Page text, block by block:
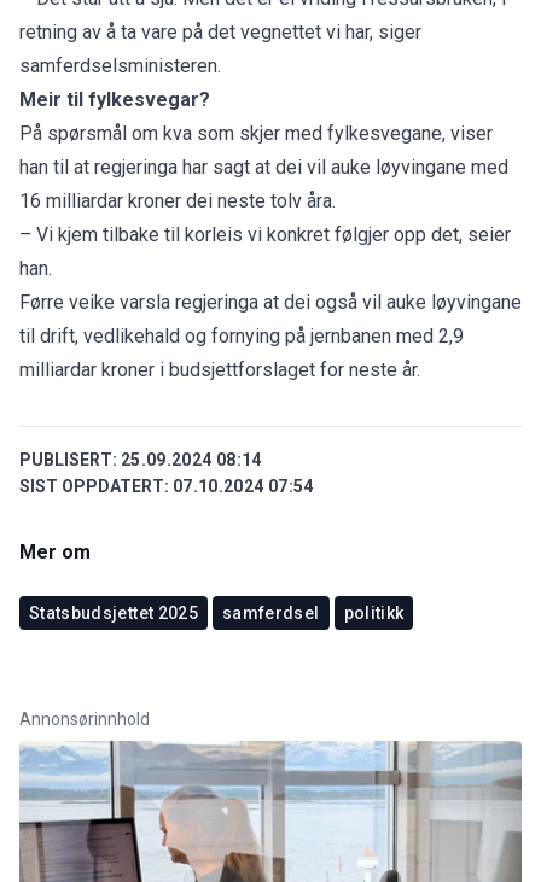
retning av å ta vare på det vegnettet vi har, siger
samferdselsministeren.
Meir til fylkesvegar?
På spørsmål om kva som skjer med fylkesvegane, viser
han til at regjeringa har sagt at dei vil auke løyvingane med
16 milliardar kroner dei neste tolv åra.
– Vi kjem tilbake til korleis vi konkret følgjer opp det, seier
han.
Førre veike varsla regjeringa at dei også vil auke løyvingane
til drift, vedlikehald og fornying på jernbanen med 2,9
milliardar kroner i budsjettforslaget for neste år.
PUBLISERT: 25.09.2024 08:14
SIST OPPDATERT: 07.10.2024 07:54
Mer om
Statsbudsjettet 2025 samferdsel politikk
Annonsørinnhold